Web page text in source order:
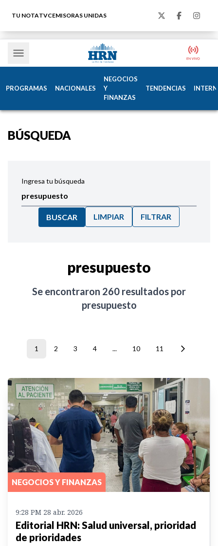
TU NOTATVCEMISORAS UNIDAS
PROGRAMAS NACIONALES
NEGOCIOS
Y
FINANZAS
TENDENCIAS
BÚSQUEDA
Ingresa tu búsqueda
BUSCAR LIMPIAR FILTRAR
presupuesto
Se encontraron 260 resultados por
presupuesto
1 2 3 4 ... 10 11
NEGOCIOS Y FINANZAS
9:28 PM 28 abr. 2026
Editorial HRN: Salud universal, prioridad
de prioridades